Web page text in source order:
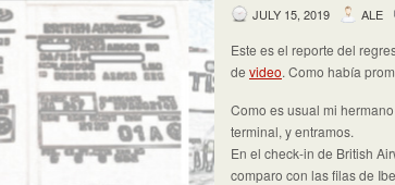
JULY 15, 2019
ALE
Este es el reporte del
de video. Como había
Como es usual mi
terminal, y entramos.
En el check-in de British
comparo con las filas de